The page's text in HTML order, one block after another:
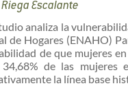
Escalante
analiza la
de Hogares (ENAHO)
de que mujeres
de las mujeres
la línea base